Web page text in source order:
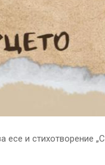
есе и стихотворение „С